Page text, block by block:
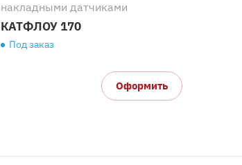
накладными датчиками
КАТФЛОУ 170
Под заказ
Оформить